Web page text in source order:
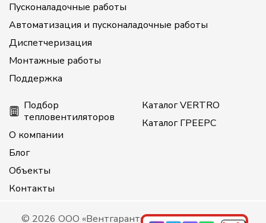
Пусконаладочные работы
Автоматизация и пусконаладочные работы
Диспетчеризация
Монтажные работы
Поддержка
Подбор
тепловентиляторов
О компании
Блог
Объекты
Контакты
Каталог VERTRO
Каталог ГРЕЕРС
© 2026 ООО «Вентгарант», все права защищены